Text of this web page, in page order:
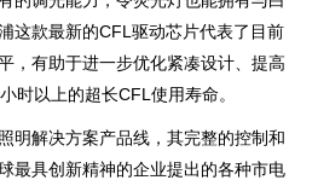
这款最新的CFL驱动芯片代表了目前
，有助于进一步优化紧凑设计、提高
时以上的超长CFL使用寿命。
解决方案产品线，其完整的控制和
最具创新精神的企业提出的各种市电